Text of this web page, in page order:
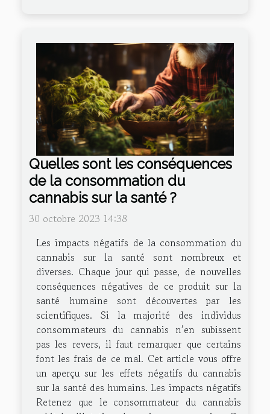
Quelles sont les conséquences
de la consommation du
cannabis sur la santé ?
30 octobre 2023 14:38
Les impacts négatifs de la consommation du
cannabis sur la santé sont nombreux et
diverses. Chaque jour qui passe, de nouvelles
conséquences négatives de ce produit sur la
santé humaine sont découvertes par les
scientifiques. Si la majorité des individus
consommateurs du cannabis n’en subissent
pas les revers, il faut remarquer que certains
font les frais de ce mal. Cet article vous offre
un aperçu sur les effets négatifs du cannabis
sur la santé des humains. Les impacts négatifs
Retenez que le consommateur du cannabis